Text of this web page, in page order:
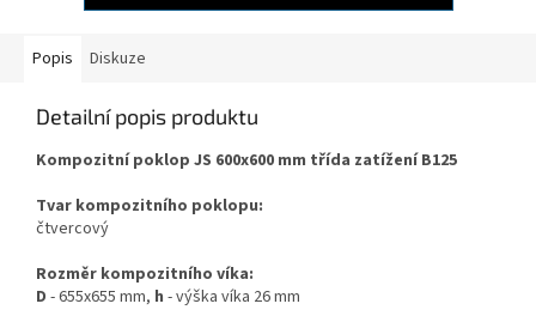
Popis Diskuze
Detailní popis produktu
Kompozitní poklop JS 600x600 mm třída zatížení B125
Tvar kompozitního poklopu:
čtvercový
Rozměr kompozitního víka:
D - 655x655 mm, h - výška víka 26 mm